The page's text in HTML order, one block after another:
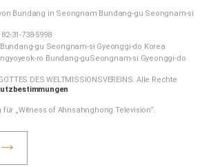
공
하
Bundang in Seongnam Bundang-gu Seongnam-si
31-738-5998
gu Seongnam-si Gyeonggi-do Korea
ro Bundang-guSeongnam-si Gyeonggi-do
DES WELTMISSIONSVEREINS. Alle Rechte
für „Witness of Ahnsahnghong Television“.